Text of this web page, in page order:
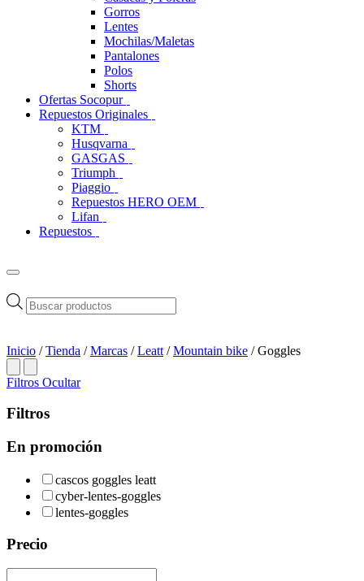
Gorros
Lentes
Mochilas/Maletas
Pantalones
Polos
Shorts
Ofertas Socopur
Repuestos Originales
KTM
Husqvarna
GASGAS
Triumph
Piaggio
Repuestos HERO OEM
Lifan
Repuestos
Búsqueda
de
Inicio /Tienda /Marcas /Leatt /Mountain bike / Goggles
Filtros Ocultar
Filtros
En promoción
cascos goggles leatt
cyber-lentes-goggles
lentes-goggles
Precio